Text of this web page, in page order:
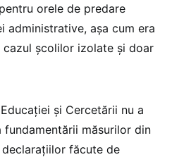
orele de predare
administrative, așa cum era
școlilor izolate și doar
și Cercetării nu a
măsurilor din
făcute de